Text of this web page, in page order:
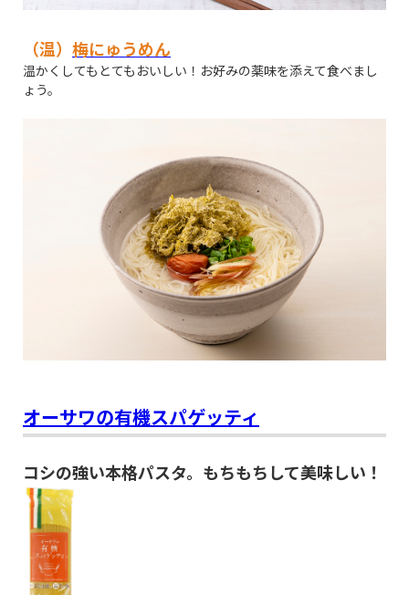
（温） 梅にゅうめん
温かくしてもとてもおいしい！お好みの薬味を添えて食べまし
ょう。
オーサワの有機スパゲッティ
コシの強い本格パスタ。もちもちして美味しい！